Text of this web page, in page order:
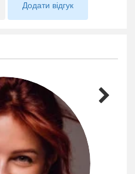
Додати відгук